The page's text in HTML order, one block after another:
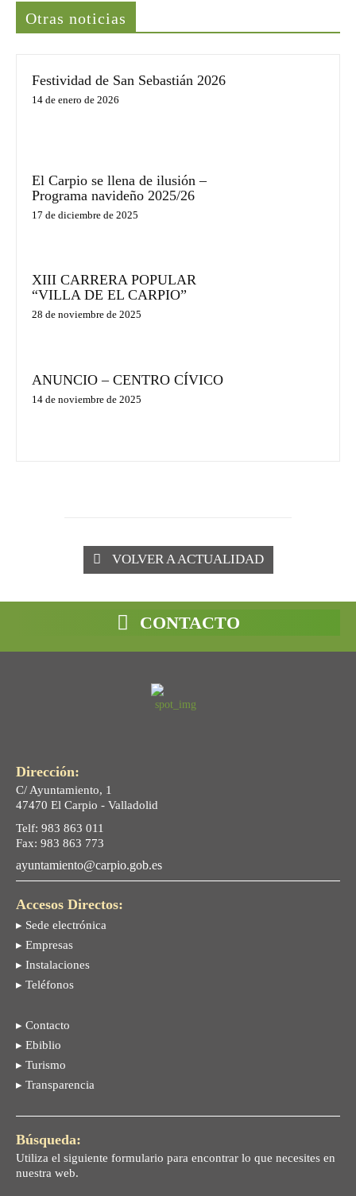
Otras noticias
Festividad de San Sebastián 2026
14 de enero de 2026
El Carpio se llena de ilusión –
Programa navideño 2025/26
17 de diciembre de 2025
XIII CARRERA POPULAR
“VILLA DE EL CARPIO”
28 de noviembre de 2025
ANUNCIO – CENTRO CÍVICO
14 de noviembre de 2025
VOLVER A ACTUALIDAD
CONTACTO
Dirección:
C/ Ayuntamiento, 1
47470 El Carpio - Valladolid
Telf: 983 863 011
Fax: 983 863 773
ayuntamiento@carpio.gob.es
Accesos Directos:
▸ Sede electrónica
▸ Empresas
▸ Instalaciones
▸ Teléfonos
▸ Contacto
▸ Ebiblio
▸ Turismo
▸ Transparencia
Búsqueda:
Utiliza el siguiente formulario para encontrar lo que necesites en
nuestra web.